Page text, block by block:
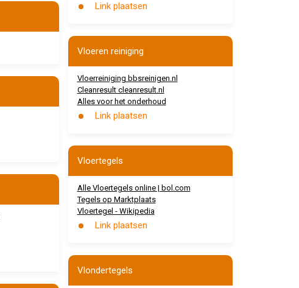
Link plaatsen
Vloeren reiniging
Vloerreiniging bbsreinigen.nl
Cleanresult cleanresult.nl
Alles voor het onderhoud
Link plaatsen
Vloertegels
Alle Vloertegels online | bol.com
Tegels op Marktplaats
Vloertegel - Wikipedia
Link plaatsen
Vlondertegels